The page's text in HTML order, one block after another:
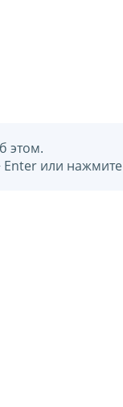
этом.
Enter или нажмите